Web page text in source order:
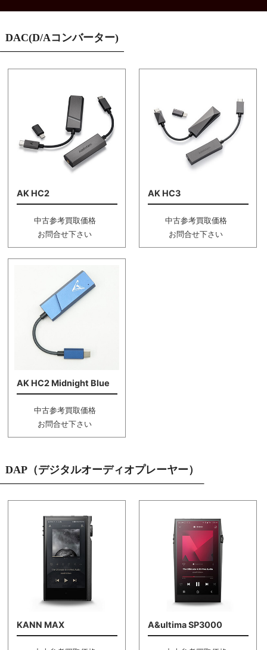
DAC(D/Aコンバーター)
AK HC2
中古参考買取価格
お問合せ下さい
AK HC3
中古参考買取価格
お問合せ下さい
AK HC2 Midnight Blue
中古参考買取価格
お問合せ下さい
DAP（デジタルオーディオプレーヤー）
KANN MAX A&ultima SP3000